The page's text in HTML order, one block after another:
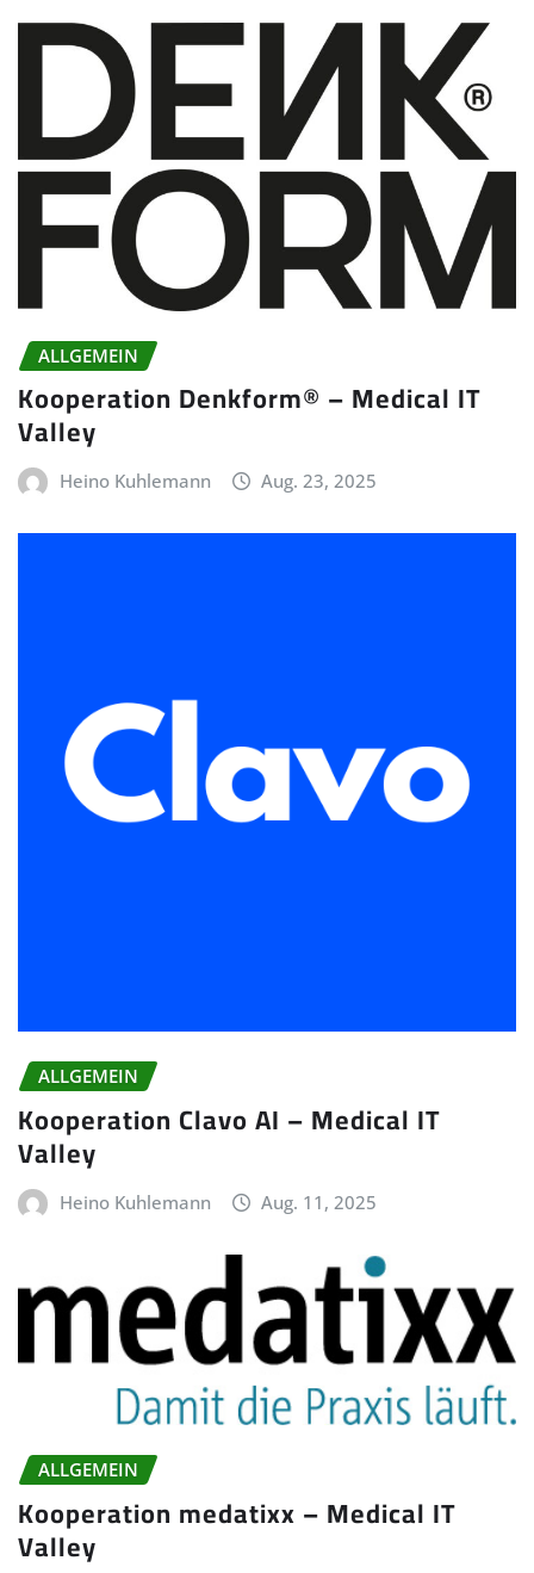
ALLGEMEIN
Kooperation Denkform® – Medical IT
Valley
Heino Kuhlemann Aug. 23, 2025
ALLGEMEIN
Kooperation Clavo AI – Medical IT
Valley
Heino Kuhlemann Aug. 11, 2025
ALLGEMEIN
Kooperation medatixx – Medical IT
Valley